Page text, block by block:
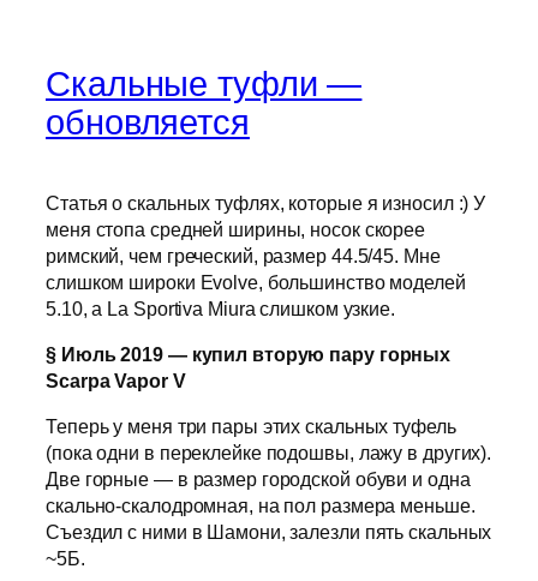
Скальные туфли —
обновляется
Статья о скальных туфлях, которые я износил :) У
меня стопа средней ширины, носок скорее
римский, чем греческий, размер 44.5/45. Мне
слишком широки Evolve, большинство моделей
5.10, а La Sportiva Miura слишком узкие.
§ Июль 2019 — купил вторую пару горных
Scarpa Vapor V
Теперь у меня три пары этих скальных туфель
(пока одни в переклейке подошвы, лажу в других).
Две горные — в размер городской обуви и одна
скально-скалодромная, на пол размера меньше.
Съездил с ними в Шамони, залезли пять скальных
~5Б.